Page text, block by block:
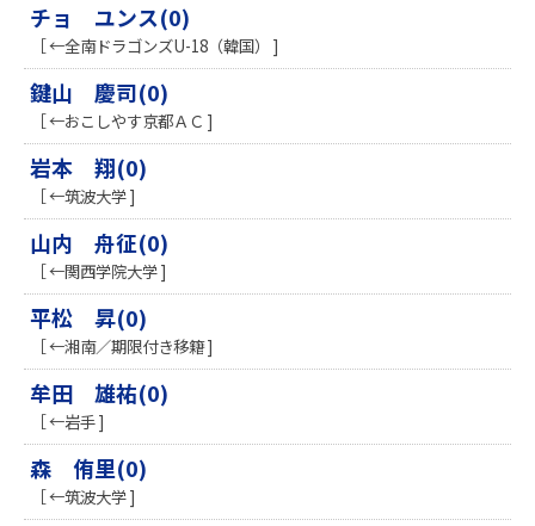
チョ ユンス(0)
［ ←全南ドラゴンズU-18（韓国） ]
鍵山 慶司(0)
［ ←おこしやす京都ＡＣ ]
岩本 翔(0)
［ ←筑波大学 ]
山内 舟征(0)
［ ←関西学院大学 ]
平松 昇(0)
［ ←湘南／期限付き移籍 ]
牟田 雄祐(0)
［ ←岩手 ]
森 侑里(0)
［ ←筑波大学 ]